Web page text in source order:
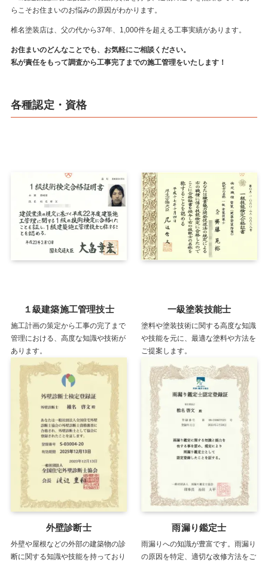
らこそお住まいのお悩みの原因がわかります。
椎名塗装店は、父の代から37年、1,000件を超える工事実績があります。
お住まいのどんなことでも、お気軽にご相談ください。
私が責任をもって調査から工事完了までの施工管理をいたします！
各種認定・資格
１級建築施工管理技士
施工計画の策定から工事の完了まで
管理における、高度な知識や技術が
あります。
一級塗装技能士
塗料や塗装技術に関する高度な知識
や技能を元に、最適な塗料や方法を
ご提案します。
外壁診断士
外壁や屋根などの外部の建築物の診
断に関する知識や技能を持っており
雨漏り鑑定士
雨漏りへの知識が豊富です。雨漏り
の原因を特定、適切な改修方法をご